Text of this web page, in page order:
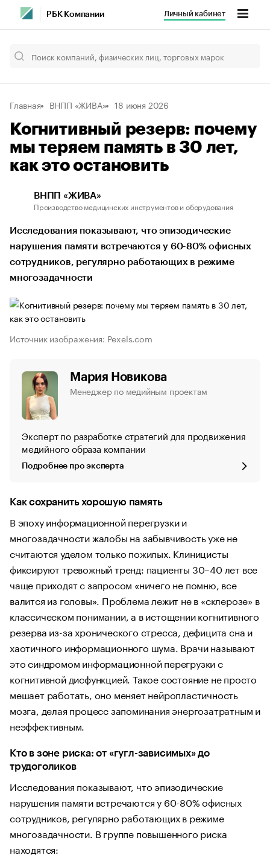
РБК Компании Личный кабинет
Главная ВНПП «ЖИВА» 18 июня 2026
Когнитивный резерв: почему
мы теряем память в 30 лет,
как это остановить
ВНПП «ЖИВА»
Производство медицинских инструментов и оборудования
Исследования показывают, что эпизодические
нарушения памяти встречаются у 60-80% офисных
сотрудников, регулярно работающих в режиме
многозадачности
Источник изображения: Pexels.com
Мария Новикова
Менеджер по медийным проектам
Эксперт по разработке стратегий для продвижения
медийного образа компании
Подробнее про эксперта
Как сохранить хорошую память
В эпоху информационной перегрузки и
многозадачности жалобы на забывчивость уже не
считаются уделом только пожилых. Клиницисты
фиксируют тревожный тренд: пациенты 30–40 лет все
чаще приходят с запросом «ничего не помню, все
валится из головы». Проблема лежит не в «склерозе» в
классическом понимании, а в истощении когнитивного
резерва из-за хронического стресса, дефицита сна и
хаотичного информационного шума. Врачи называют
это синдромом информационной перегрузки с
когнитивной дисфункцией. Такое состояние не просто
мешает работать, оно меняет нейропластичность
мозга, делая процесс запоминания энергозатратным и
неэффективным.
Кто в зоне риска: от «гугл-зависимых» до
трудоголиков
Исследования показывают, что эпизодические
нарушения памяти встречаются у 60-80% офисных
сотрудников, регулярно работающих в режиме
многозадачности. В группе повышенного риска
находятся: